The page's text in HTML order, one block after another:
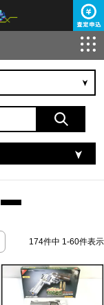
174件中 1-60件表示